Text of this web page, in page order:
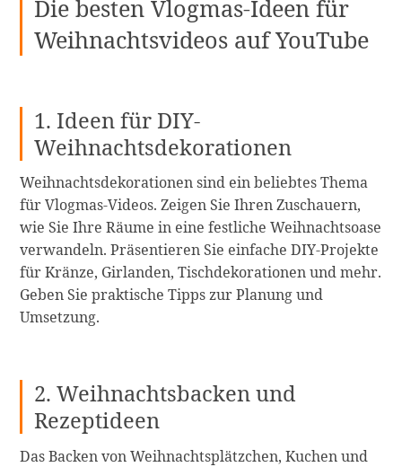
Die besten Vlogmas-Ideen für
Weihnachtsvideos auf YouTube
1. Ideen für DIY-
Weihnachtsdekorationen
Weihnachtsdekorationen sind ein beliebtes Thema
für Vlogmas-Videos. Zeigen Sie Ihren Zuschauern,
wie Sie Ihre Räume in eine festliche Weihnachtsoase
verwandeln. Präsentieren Sie einfache DIY-Projekte
für Kränze, Girlanden, Tischdekorationen und mehr.
Geben Sie praktische Tipps zur Planung und
Umsetzung.
2. Weihnachtsbacken und
Rezeptideen
Das Backen von Weihnachtsplätzchen, Kuchen und